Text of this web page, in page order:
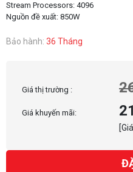
Stream Processors: 4096
Bảo hành: 36 Tháng
Giá thị trường :
Giá khuyến mãi: